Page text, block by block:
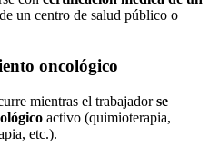
un centro de salud público o
oncológico
mientras el trabajadorse
activo (quimioterapia,
etc.).